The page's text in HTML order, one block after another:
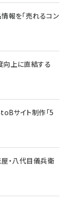
報を「売れるコン
向上に直結する
サイト制作「5
・八代目儀兵衛